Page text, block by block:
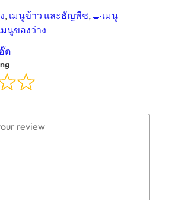
, เมนูข้าว และธัญพืช, 🍳เมนู
มนูของว่าง
ต